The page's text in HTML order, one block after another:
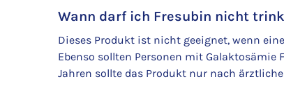
Wann darf ich Fresubin nicht
Dieses Produkt ist nicht geeignet, wenn
Ebenso sollten Personen mit Galaktosämie
Jahren sollte das Produkt nur nach